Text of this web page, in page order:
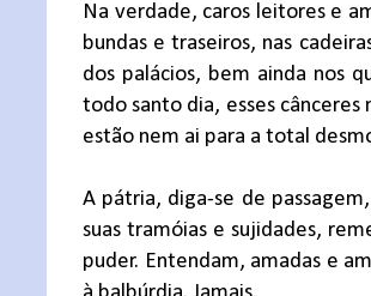
Na verdade, caros leitores e
bundas e traseiros, nas
dos palácios, bem ainda nos
todo santo dia, esses
estão nem ai para a total
A pátria, diga-se de
suas tramóias e sujidades,
puder. Entendam, amadas e